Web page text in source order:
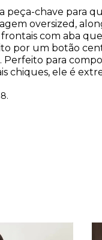
peça-chave para
oversized,
frontais com aba
por um botão
Perfeito para
chiques, ele é